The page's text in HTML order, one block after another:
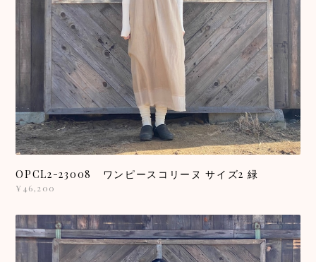
OPCL2-23008 ワンピースコリーヌ サイズ2 緑
¥46,200